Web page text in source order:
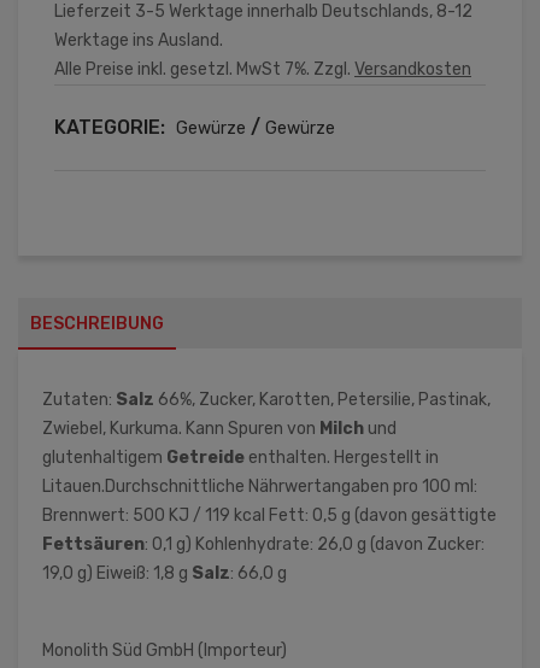
Lieferzeit 3-5 Werktage innerhalb Deutschlands, 8-12
Werktage ins Ausland.
Alle Preise inkl. gesetzl. MwSt 7%. Zzgl. Versandkosten
KATEGORIE: Gewürze / Gewürze
BESCHREIBUNG
Zutaten: Salz 66%, Zucker, Karotten, Petersilie, Pastinak,
Zwiebel, Kurkuma. Kann Spuren von Milch und
glutenhaltigem Getreide enthalten. Hergestellt in
Litauen.Durchschnittliche Nährwertangaben pro 100 ml:
Brennwert: 500 KJ / 119 kcal Fett: 0,5 g (davon gesättigte
Fettsäuren: 0,1 g) Kohlenhydrate: 26,0 g (davon Zucker:
19,0 g) Eiweiß: 1,8 g Salz: 66,0 g
Monolith Süd GmbH (Importeur)